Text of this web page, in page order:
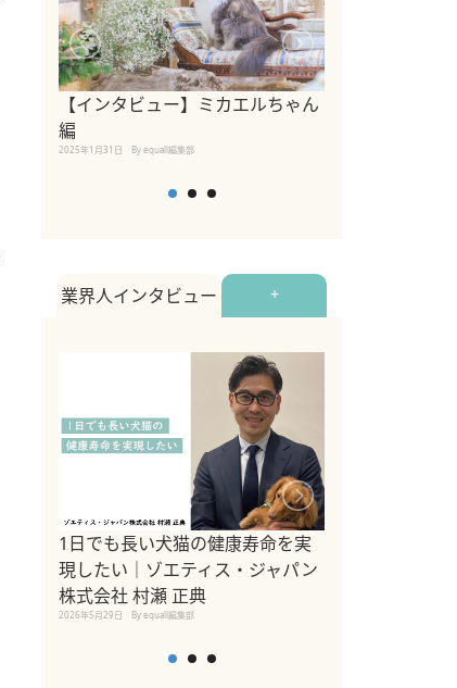
【インタビュー】ミカエルちゃん
編
2025年1月31日 By equall編集部
業界人インタビュー +
1日でも長い犬猫の健康寿命を実
現したい｜ゾエティス・ジャパン
株式会社 村瀬 正典
2026年5月29日 By equall編集部